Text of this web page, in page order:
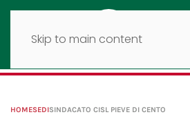
Skip to main content
HOMESEDISINDACATO CISL PIEVE DI CENTO